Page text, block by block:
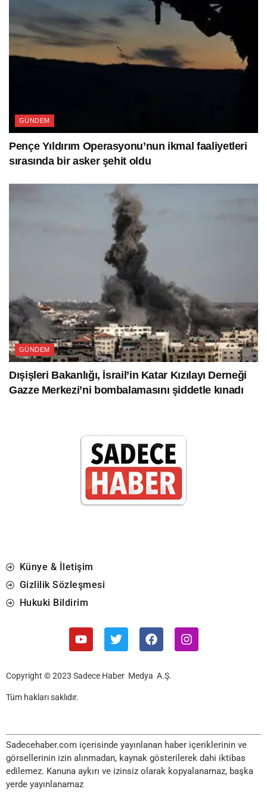
GÜNDEM
Pençe Yıldırım Operasyonu’nun ikmal faaliyetleri
sırasında bir asker şehit oldu
GÜNDEM
Dışişleri Bakanlığı, İsrail’in Katar Kızılayı Derneği
Gazze Merkezi’ni bombalamasını şiddetle kınadı
Künye & İletişim
Gizlilik Sözleşmesi
Hukuki Bildirim
Copyright © 2023 Sadece Haber Medya A.Ş.
Tüm hakları saklıdır.
Sadecehaber.com içerisinde yayınlanan haber içeriklerinin ve
görsellerinin izin alınmadan, kaynak gösterilerek dahi iktibas
edilemez. Kanuna aykırı ve izinsiz olarak kopyalanamaz, başka
yerde yayınlanamaz